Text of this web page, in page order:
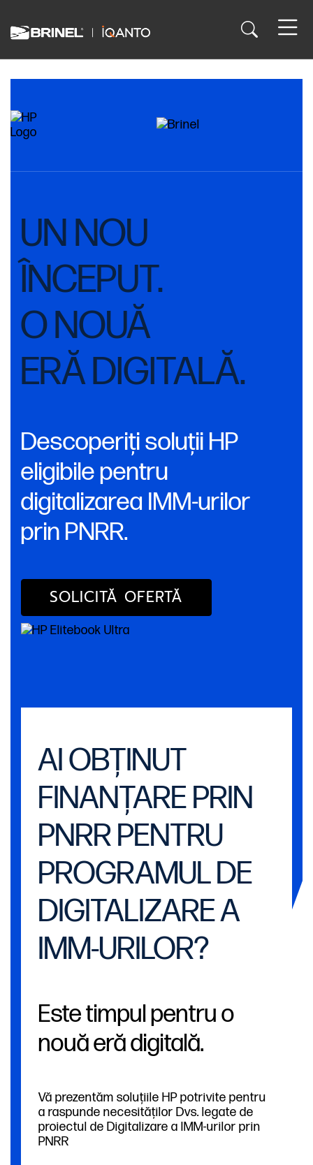
UN NOU
ÎNCEPUT.
O NOUĂ
ERĂ DIGITALĂ.
Descoperiți soluții HP
eligibile pentru
digitalizarea IMM-urilor
prin PNRR.
SOLICITĂ OFERTĂ
AI OBȚINUT
FINANȚARE PRIN
PNRR PENTRU
PROGRAMUL DE
DIGITALIZARE A
IMM-URILOR?
Este timpul pentru o
nouă eră digitală.
Vă prezentăm soluțiile HP potrivite pentru
a raspunde necesităților Dvs. legate de
proiectul de Digitalizare a IMM-urilor prin
PNRR